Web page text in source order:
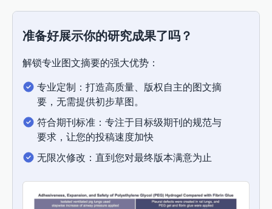
准备好展示你的研究成果了吗？
解锁专业图文摘要的强大优势：
专业定制：打造高质量、版权自主的图文摘
要，无需提供初步草图。
符合期刊标准：专注于目标级期刊的规范与
要求，让您的投稿速度加快
无限次修改：直到您对最终版本满意为止